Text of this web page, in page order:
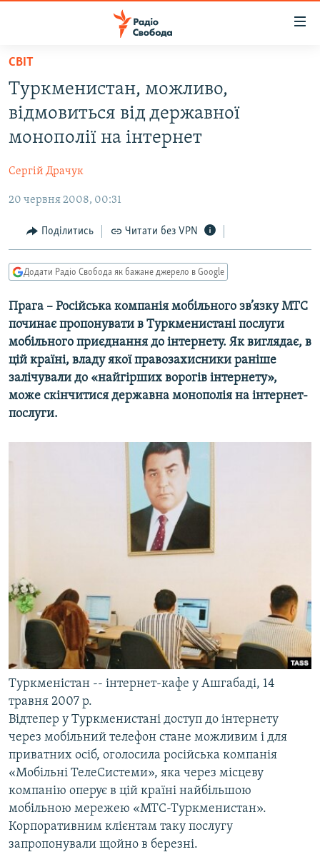
Перейти
основного
матеріалу
до
основної
навігації
Перейти
пошуку
ВСЕ ЗА ДОБУ
ЕКОНОМІКА
СУСПІЛЬСТВО
КУЛЬТУРА
УКРАЇНА
СВІТ
РОСІЙСЬКА «ФІЛЬТРАЦІЯ»
ДОНБАС.РЕАЛІЇ
КРИМ.РЕАЛІЇ
СХЕМИ
КИТАЙ.ВИКЛИКИ
МУЛЬТИМЕДІА
ФОТО
СПЕЦПРОЄКТИ
ПОДКАСТИ
Усі сайти RFE/RL
СВІТ
Туркменистан, можливо,
відмовиться від державної
монополії на інтернет
Сергій Драчук
20 червня 2008, 00:31
Поділитись Читати без VPN
Додати Радіо Свобода як бажане джерело в Google
Прага – Російська компанія мобільного зв’язку МТС
починає пропонувати в Туркменистані послуги
мобільного приєднання до інтернету. Як виглядає, в
цій країні, владу якої правозахисники раніше
залічували до «найгірших ворогів інтернету»,
може скінчитися державна монополія на інтернет-
послуги.
Туркменістан -- інтернет-кафе у Ашгабаді, 14
травня 2007 р.
Відтепер у Туркменистані доступ до інтернету
через мобільний телефон стане можливим і для
приватних осіб, оголосила російська компанія
«Мобільні ТелеСистеми», яка через місцеву
компанію оперує в цій країні найбільшою
мобільною мережею «МТС-Туркменистан».
Корпоративним клієнтам таку послугу
запропонували щойно в березні.